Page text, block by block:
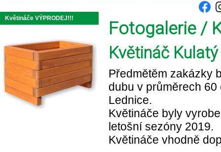
Fotogalerie /
Květináč
Předmětěm zakázky
dubu v průměrech
Lednice.
Květináče byly
letošní sezóny 2019.
Květináče vhodně
Květináče VÝPRODEJ!!!